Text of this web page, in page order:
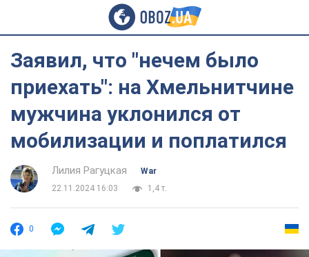
Заявил, что "нечем было
приехать": на Хмельнитчине
мужчина уклонился от
мобилизации и поплатился
Лилия Рагуцкая
War
22.11.2024 16:03
1,4 т.
0